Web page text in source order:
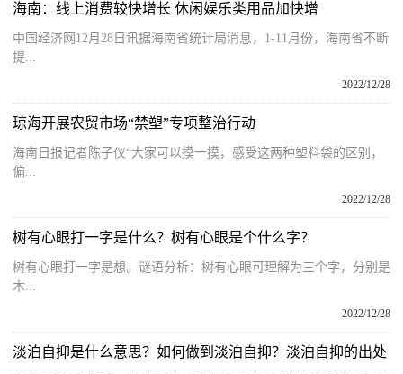
海南：线上消费较快增长 休闲娱乐类用品加快增
中国经济网12月28日讯据海南省统计局消息，1-11月份，海南省不断
提...
2022/12/28
琼海开展农贸市场“禁塑”专项整治行动
海南日报记者陈子仪“大家可以摸一摸，感受这两种塑料袋的区别，
偏...
2022/12/28
树有心眼打一字是什么？树有心眼是个什么字？
树有心眼打一字是想。谜语分析：树有心眼可理解为三个字，分别是
木...
2022/12/28
淡泊自抑是什么意思？如何做到淡泊自抑？淡泊自抑的出处